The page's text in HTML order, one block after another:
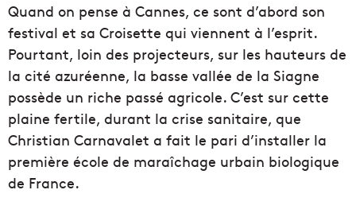
Quand on pense à Cannes, ce sont d’abord son
festival et sa Croisette qui viennent à l’esprit.
Pourtant, loin des projecteurs, sur les hauteurs de
la cité azuréenne, la basse vallée de la Siagne
possède un riche passé agricole. C’est sur cette
plaine fertile, durant la crise sanitaire, que
Christian Carnavalet a fait le pari d’installer la
première école de maraîchage urbain biologique
de France.